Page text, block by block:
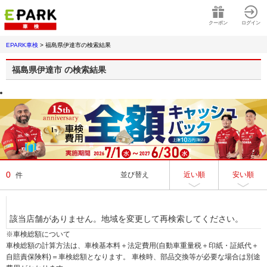
クーポン ログイン
EPARK車検 > 福島県伊達市の検索結果
福島県伊達市 の検索結果
0 件 並び替え 近い順 安い順
該当店舗がありません。地域を変更して再検索してください。
※車検総額について
車検総額の計算方法は、車検基本料＋法定費用(自動車重量税＋印紙・証紙代＋
自賠責保険料)＝車検総額となります。 車検時、部品交換等が必要な場合は別途